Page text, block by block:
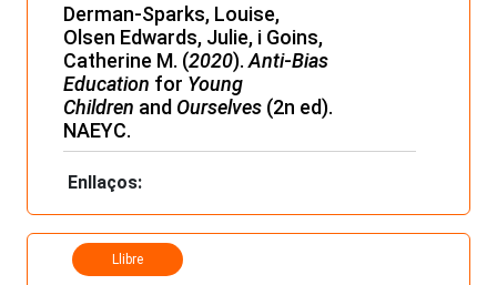
Derman-Sparks, Louise,
Olsen Edwards, Julie, i Goins,
Catherine M. (2020). Anti-Bias
Education for Young
Children and Ourselves (2n ed).
NAEYC.
Enllaços:
Llibre